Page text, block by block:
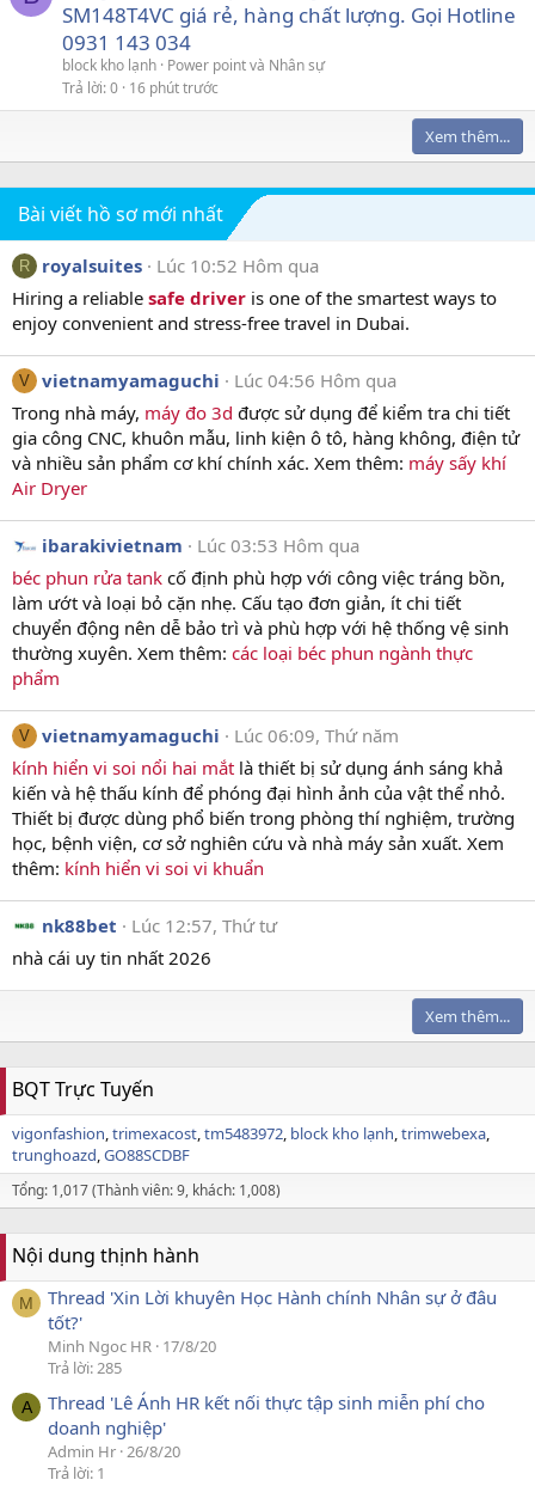
SM148T4VC giá rẻ, hàng chất lượng. Gọi Hotline
0931 143 034
block kho lạnh Power point và Nhân sự
Trả lời 0 16 phút trước
Xem thêm...
Bài viết hồ sơ mới nhất
R royalsuites
Lúc 10:52 Hôm qua
Hiring a reliable safe driver is one of the smartest ways to
enjoy convenient and stress-free travel in Dubai.
V vietnamyamaguchi
Lúc 04:56 Hôm qua
Trong nhà máy, máy đo 3d được sử dụng để kiểm tra chi tiết
gia công CNC, khuôn mẫu, linh kiện ô tô, hàng không, điện tử
và nhiều sản phẩm cơ khí chính xác. Xem thêm: máy sấy khí
Air Dryer
ibarakivietnam
Lúc 03:53 Hôm qua
béc phun rửa tank cố định phù hợp với công việc tráng bồn,
làm ướt và loại bỏ cặn nhẹ. Cấu tạo đơn giản, ít chi tiết
chuyển động nên dễ bảo trì và phù hợp với hệ thống vệ sinh
thường xuyên. Xem thêm: các loại béc phun ngành thực
phẩm
V vietnamyamaguchi
Lúc 06:09, Thứ năm
kính hiển vi soi nổi hai mắt là thiết bị sử dụng ánh sáng khả
kiến và hệ thấu kính để phóng đại hình ảnh của vật thể nhỏ.
Thiết bị được dùng phổ biến trong phòng thí nghiệm, trường
học, bệnh viện, cơ sở nghiên cứu và nhà máy sản xuất. Xem
thêm: kính hiển vi soi vi khuẩn
nk88bet
Lúc 12:57, Thứ tư
nhà cái uy tin nhất 2026
Xem thêm...
BQT Trực Tuyến
vigonfashion trimexacost tm5483972 block kho lạnh trimwebexa
trunghoazd GO88SCDBF
Tổng: 1,017 (Thành viên: 9, khách: 1,008)
Nội dung thịnh hành
M
Thread 'Xin Lời khuyên Học Hành chính Nhân sự ở đâu
tốt?'
Minh Ngoc HR 17/8/20
Trả lời: 285
A
Thread 'Lê Ánh HR kết nối thực tập sinh miễn phí cho
doanh nghiệp'
Admin Hr 26/8/20
Trả lời: 1